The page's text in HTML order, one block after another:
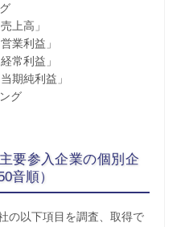
上高」
業利益」
常利益」
純利益」
グ
要参入企業の個別企
音順）
の以下項目を調査、取得で